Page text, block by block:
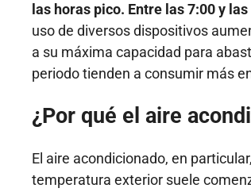
las horas pico. Entre las 7:00 y
uso de diversos dispositivos
a su máxima capacidad para
periodo tienden a consumir más
¿Por qué el aire
El aire acondicionado, en
temperatura exterior suele